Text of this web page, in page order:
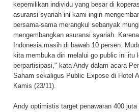
kepemilikan individu yang besar di
asuransi syariah ini kami ingin
bersama-sama merangkul sebanyak
mengembangkan asuransi syariah.
Indonesia masih di bawah 10 persen.
kita membuka diri melalui go public ini itu
berpartisipasi," kata Andy dalam acara
Saham sekaligus Public Expose di Hotel
Kamis (23/11).
Andy optimistis target penawaran 400